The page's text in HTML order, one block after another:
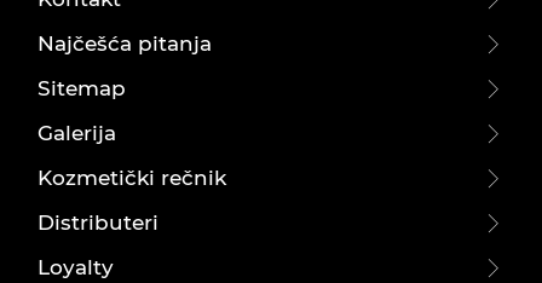
Najčešća pitanja
Sitemap
Galerija
Kozmetički rečnik
Distributeri
Loyalty